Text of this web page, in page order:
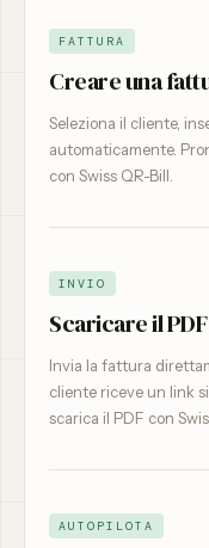
FATTURA
Creare una
Seleziona il cliente,
automaticamente.
con Swiss QR-Bill.
INVIO
Scaricare il
Invia la fattura
cliente riceve un link
scarica il PDF con
AUTOPILOTA